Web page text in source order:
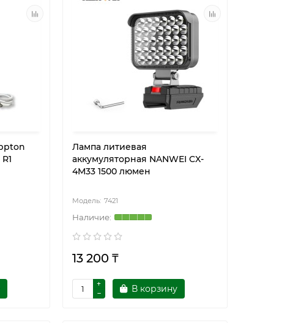
Лампа литиевая
аккумуляторная NANWEI CX-
4M33 1500 люмен
7421
13 200 ₸
В корзину